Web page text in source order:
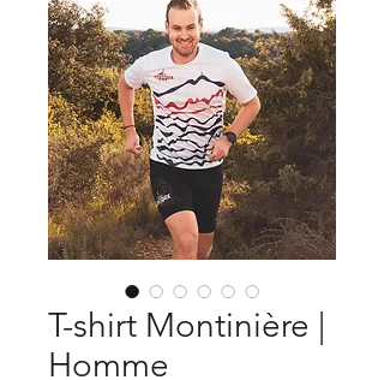
T-shirt Montinière |
Homme